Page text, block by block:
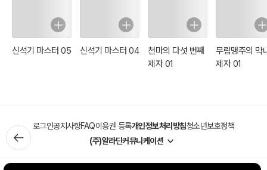
신석기 마스터 05 신석기 마스터 04
천마의 다섯 번째
제자 01
무림맹주의 막
제자 01
로그인공지사항FAQ이용권 등록개인정보처리방침청소년보호정책
(주)알라딘커뮤니케이션